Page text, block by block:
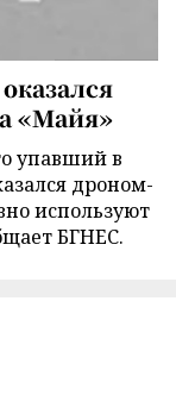
«Майя»
упавший в
дроном-
используют
БГНЕС.